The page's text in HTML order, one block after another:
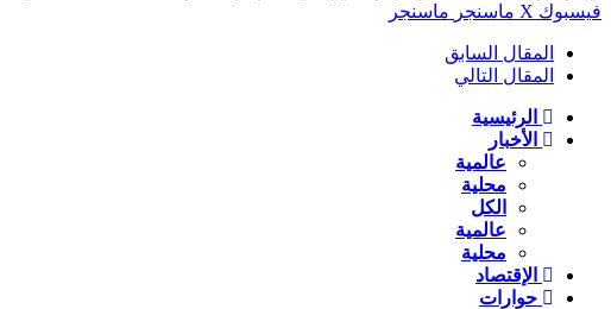
فيسبوك ‫X ماسنجر ماسنجر
المقال السابق
المقال التالي
الرئيسية
الأخبار
عالمية
محلية
الكل
عالمية
محلية
الإقتصاد
حوارات